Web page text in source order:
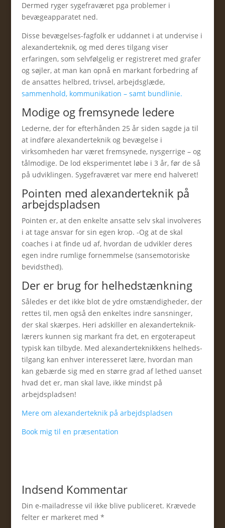
Dermed ryger sygefraværet pga problemer i
bevægeapparatet ned.
Disse bevægelses-fagfolk er uddannet i at undervise i
alexanderteknik, og med deres tilgang viser
erfaringen, som selvfølgelig er registreret med grafer
og søjler, at man kan opnå en markant forbedring af
de ansattes helbred, trivsel, arbejdsglæde,
sammenhold, kommunikation – samt bundlinie.
Modige og fremsynede ledere
Lederne, der for efterhånden 25 år siden sagde ja til
at indføre alexanderteknik og bevægelse i
virksomheden har været fremsynede, nysgerrige – og
tålmodige. De lod eksperimentet løbe i 3 år, før de så
på udviklingen. Sygefraværet var mere end halveret!
Pointen med alexanderteknik på
arbejdspladsen
Pointen er, at den enkelte ansatte selv skal involveres
i at tage ansvar for sin egen krop. -Og at de skal
coaches i at finde ud af, hvordan de udvikler deres
egen indre rumlige fornemmelse (sansemotoriske
bevidsthed).
Der er brug for helhedstænkning
Således er det ikke blot de ydre omstændigheder, der
rettes til, men også den enkeltes indre sansninger,
der skal skærpes. Heri adskiller en alexanderteknik-
lærers kunnen sig markant fra det, en ergoterapeut
typisk kan tilbyde. Med alexanderteknikkens helheds-
tilgang kan enhver interesseret lære, hvordan man
kan gebærde sig med en større grad af lethed uanset
hvad det er, man skal lave, ikke mindst på
arbejdspladsen!
Mere om alexanderteknik på arbejdspladsen
Book mig til en præsentation
Indsend Kommentar
Din e-mailadresse vil ikke blive publiceret. Krævede
felter er markeret med *